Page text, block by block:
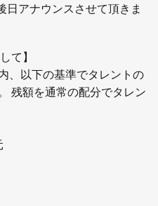
日アナウンスさせて頂きま
て】
、以下の基準でタレントの
残額を通常の配分でタレン